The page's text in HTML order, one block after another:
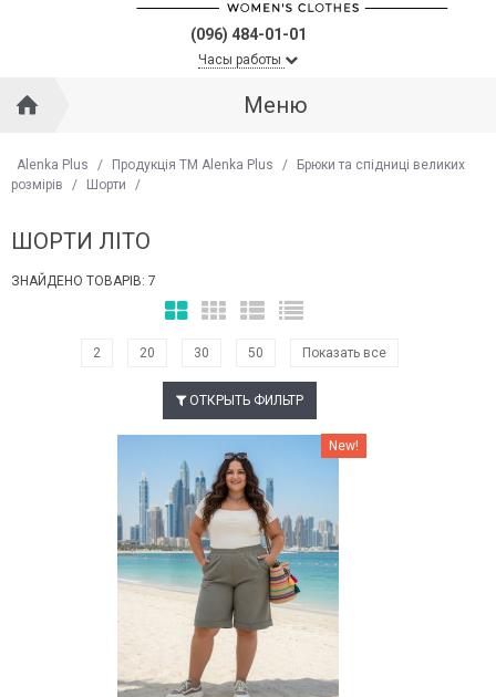
(096) 484-01-01
Часы работы
Меню
Alenka Plus / Продукція ТМ Alenka Plus /
Брюки та спідниці великих
розмірів
/ Шорти /
ШОРТИ ЛIТО
ЗНАЙДЕНО ТОВАРІВ: 7
2 20 30 50 Показать все
ОТКРЫТЬ ФИЛЬТР
New!